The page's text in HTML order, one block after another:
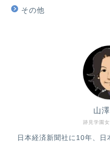
その他
跡見学園
山
日本経済新聞社に10年、日